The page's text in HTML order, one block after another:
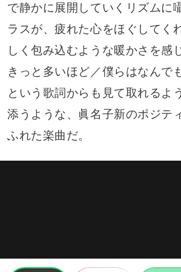
で静かに展開していくリズムに
ラスが、疲れた心をほぐしてく
しく包み込むような暖かさを感
きっと多いほど／僕らはなんで
という歌詞からも見て取れるよ
添うような、眞名子新のポジテ
ふれた楽曲だ。